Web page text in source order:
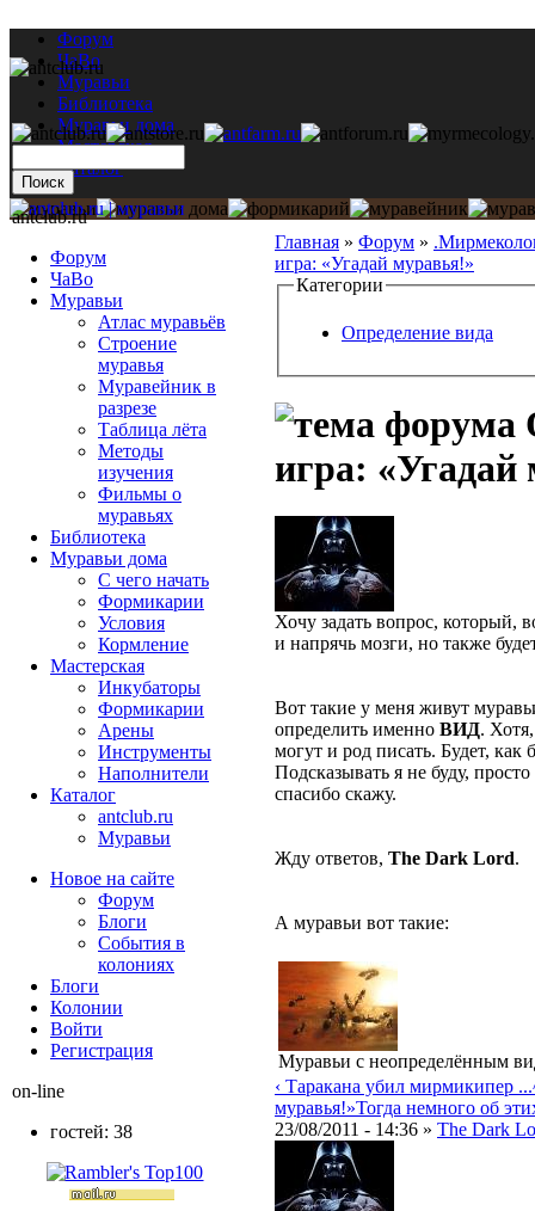
Форум
ЧаВо
Муравьи
Библиотека
Муравьи дома
Мастерская
Каталог
Главная » Форум »
игра: «Угадай муравья!»
Категории
Определение вида
игра: «Угадай
Хочу задать вопрос, который,
и напрячь мозги, но также
Вот такие у меня живут
определить именно ВИД.
могут и род писать. Будет, как
Подсказывать я не буду,
спасибо скажу.
Жду ответов, The Dark Lord.
А муравьи вот такие:
Муравьи с неопределённым
‹ Таракана убил мирмикипер ...
муравья!»Тогда немного об
23/08/2011 - 14:36 » The Dark
antclub.ru
Форум
ЧаВо
Муравьи
Атлас муравьёв
Строение
муравья
Муравейник в
разрезе
Таблица лёта
Методы
изучения
Фильмы о
муравьях
Библиотека
Муравьи дома
С чего начать
Формикарии
Условия
Кормление
Мастерская
Инкубаторы
Формикарии
Арены
Инструменты
Наполнители
Каталог
antclub.ru
Муравьи
Новое на сайте
Форум
Блоги
События в
колониях
Блоги
Колонии
Войти
Peгиcтpaция
on-line
гостей: 38